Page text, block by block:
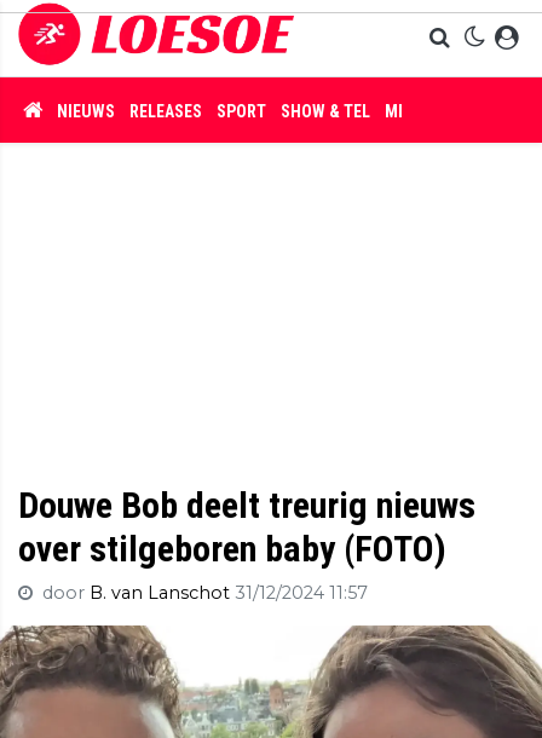
NIEUWS RELEASES SPORT SHOW & TEL MISDAAD
Douwe Bob deelt treurig nieuws
over stilgeboren baby (FOTO)
door B. van Lanschot 31/12/2024 11:57